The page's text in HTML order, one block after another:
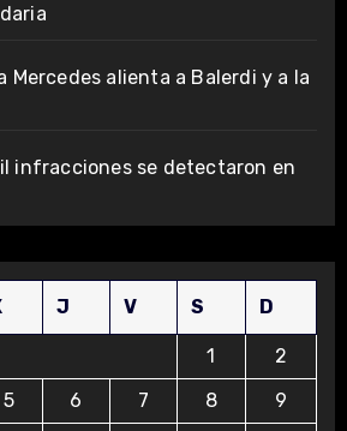
Mercedes alienta a Balerdi y a la
infracciones se detectaron en
J V S D
1
2
5 6 7 8
9